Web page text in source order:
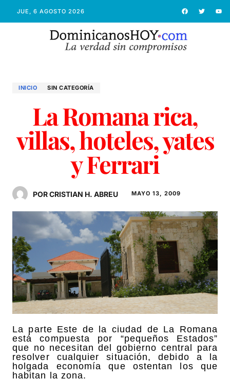
JUE, 6 AGOSTO 2026
INICIO SIN CATEGORÍA
La Romana rica,
villas, hoteles, yates
y Ferrari
POR CRISTIAN H. ABREU MAYO 13, 2009
La parte Este de la ciudad de La Romana
está compuesta por “pequeños Estados”
que no necesitan del gobierno central para
resolver cualquier situación, debido a la
holgada economía que ostentan los que
habitan la zona.